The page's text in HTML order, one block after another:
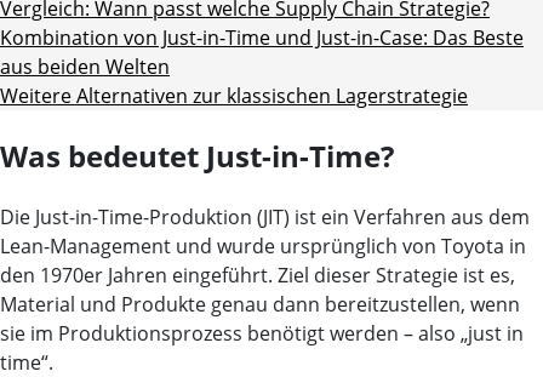
Vergleich: Wann passt welche Supply Chain Strategie?
Kombination von Just-in-Time und Just-in-Case: Das Beste
aus beiden Welten
Weitere Alternativen zur klassischen Lagerstrategie
Was bedeutet Just-in-Time?
Die Just-in-Time-Produktion (JIT) ist ein Verfahren aus dem
Lean-Management und wurde ursprünglich von Toyota in
den 1970er Jahren eingeführt. Ziel dieser Strategie ist es,
Material und Produkte genau dann bereitzustellen, wenn
sie im Produktionsprozess benötigt werden – also „just in
time“.